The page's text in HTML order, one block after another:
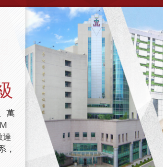
萬
達
，